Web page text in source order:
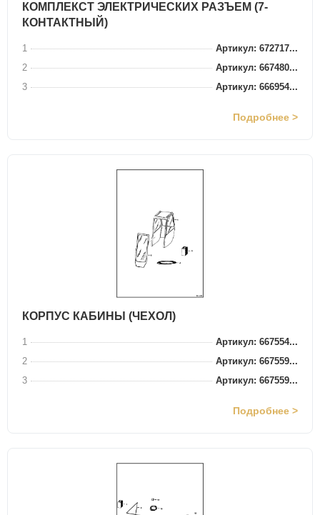
КОМПЛЕКСТ ЭЛЕКТРИЧЕСКИХ РАЗЪЕМ (7-
КОНТАКТНЫЙ)
1
Артикул: 672717...
2
Артикул: 667480...
3
Артикул: 666954...
Подробнее >
КОРПУС КАБИНЫ (ЧЕХОЛ)
1
Артикул: 667554...
2
Артикул: 667559...
3
Артикул: 667559...
Подробнее >